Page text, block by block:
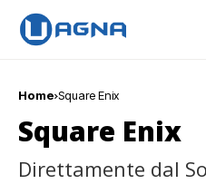
Home Square Enix
Square Enix
Direttamente dal